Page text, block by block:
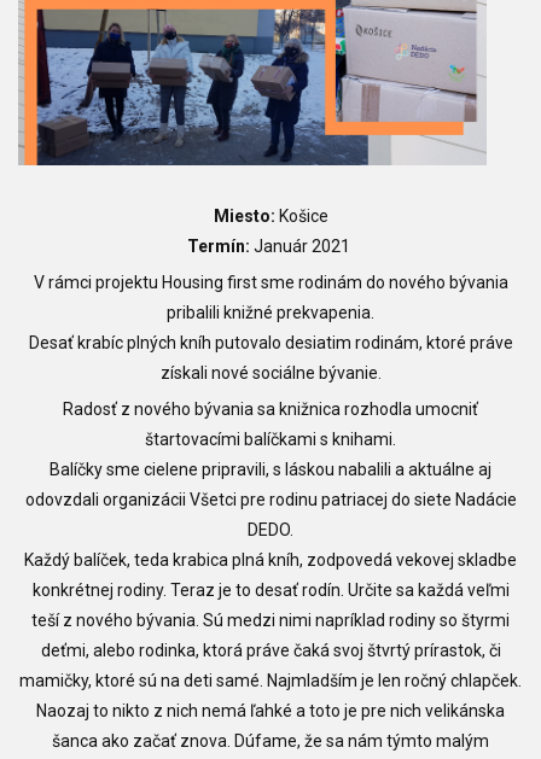
Miesto: Košice
Termín: Január 2021
V rámci projektu Housing first sme rodinám do nového bývania
pribalili knižné prekvapenia.
Desať krabíc plných kníh putovalo desiatim rodinám, ktoré práve
získali nové sociálne bývanie.
Radosť z nového bývania sa knižnica rozhodla umocniť
štartovacími balíčkami s knihami.
Balíčky sme cielene pripravili, s láskou nabalili a aktuálne aj
odovzdali organizácii Všetci pre rodinu patriacej do siete Nadácie
DEDO.
Každý balíček, teda krabica plná kníh, zodpovedá vekovej skladbe
konkrétnej rodiny. Teraz je to desať rodín. Určite sa každá veľmi
teší z nového bývania. Sú medzi nimi napríklad rodiny so štyrmi
deťmi, alebo rodinka, ktorá práve čaká svoj štvrtý prírastok, či
mamičky, ktoré sú na deti samé. Najmladším je len ročný chlapček.
Naozaj to nikto z nich nemá ľahké a toto je pre nich velikánska
šanca ako začať znova. Dúfame, že sa nám týmto malým